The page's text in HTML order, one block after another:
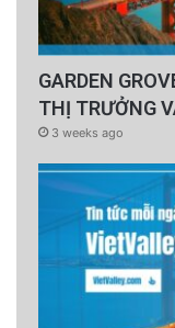
GARDEN
THỊ TRƯỞNG
3 weeks ago